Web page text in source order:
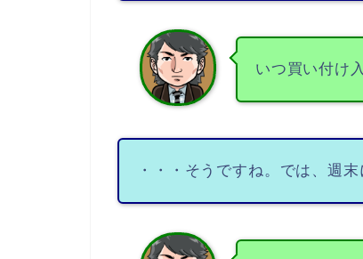
いつ買い付け
・・・そうですね。では、週